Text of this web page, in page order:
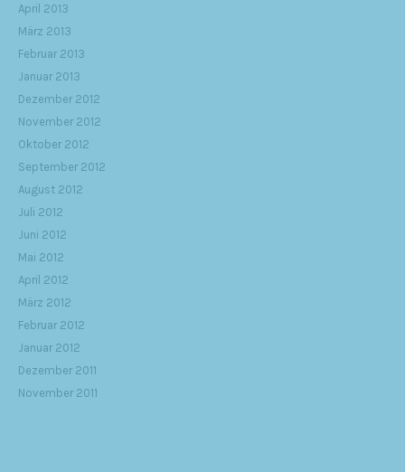
April 2013
März 2013
Februar 2013
Januar 2013
Dezember 2012
November 2012
Oktober 2012
September 2012
August 2012
Juli 2012
Juni 2012
Mai 2012
April 2012
März 2012
Februar 2012
Januar 2012
Dezember 2011
November 2011